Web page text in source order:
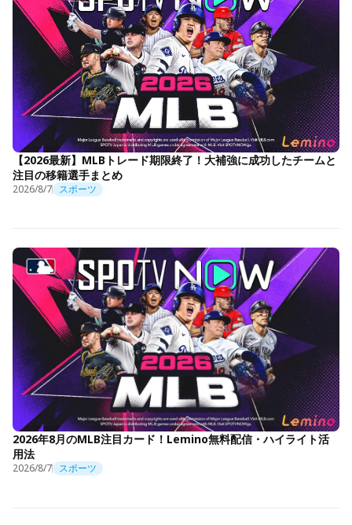
【2026最新】MLBトレード期限終了！大補強に成功したチームと
注目の移籍選手まとめ
2026/8/7 スポーツ
2026年8月のMLB注目カード！Lemino無料配信・ハイライト活
用法
2026/8/7 スポーツ